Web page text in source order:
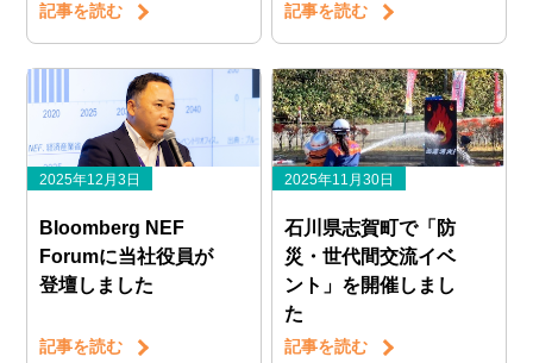
記事を読む 記事を読む
2025年12月3日
Bloomberg NEF
Forumに当社役員が
登壇しました
記事を読む
2025年11月30日
石川県志賀町で「防
災・世代間交流イベ
ント」を開催しまし
た
記事を読む